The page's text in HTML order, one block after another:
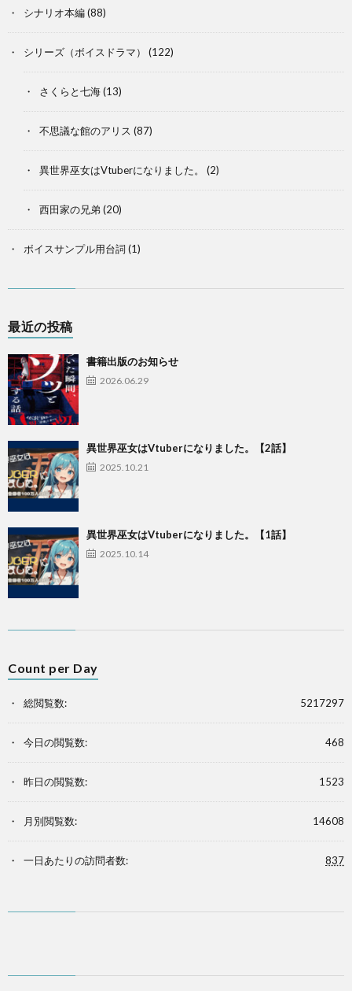
シナリオ本編(88)
シリーズ（ボイスドラマ） (122)
さくらと七海(13)
不思議な館のアリス (87)
異世界巫女はVtuberになりました。 (2)
西田家の兄弟(20)
ボイスサンプル用台詞 (1)
最近の投稿
書籍出版のお知らせ
2026.06.29
異世界巫女はVtuberになりました。【2話】
2025.10.21
異世界巫女はVtuberになりました。【1話】
2025.10.14
Count per Day
5217297
総閲覧数:
468
今日の閲覧数:
1523
昨日の閲覧数:
14608
月別閲覧数:
837
一日あたりの訪問者数: